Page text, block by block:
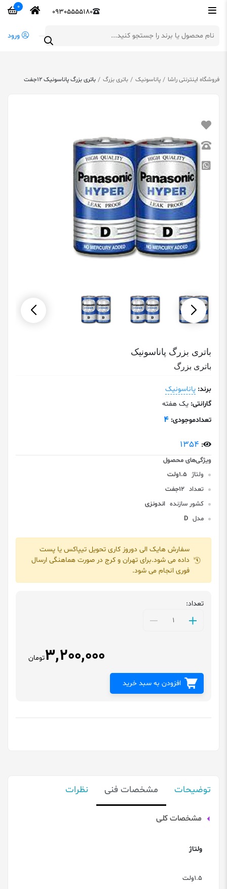
09305555180
0
ورود
فروشگاه اینترنتی راشا پاناسونیک باتری بزرگ باتری بزرگ پاناسونیک 12جفت
باتری بزرگ پاناسونیک
باتری بزرگ
برند: پاناسونیک
گارانتی: یک هفته
تعدادموجودی: 4
:
1354
ولتاژ 1.5ولت
تعداد 12جفت
کشور سازنده اندونزی
مدل D
سفارش هایک الی دوروز کاری تحویل تیپاکس یا پست
داده می شود.برای تهران و کرج در صورت هماهنگی ارسال
فوری انجام می شود.
تعداد:
3,200,000تومان
افزودن به سبد خرید
توضیحات مشخصات فنی نظرات
مشخصات کلی
ولتاژ
1.5ولت